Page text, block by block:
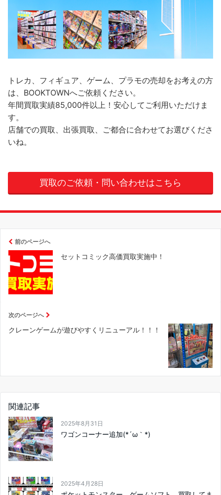
トレカ、フィギュア、ゲーム、プラモの売却をお考えの方
は、BOOKTOWNへご依頼ください。
年間買取実績85,000件以上！安心してご利用いただけま
す。
店舗での買取、出張買取、ご都合に合わせてお選びくださ
いね。
買取のご依頼・問い合わせはこちら
前のページへ
セットコミック高価買取実施中！
次のページへ
クレーンゲームが遊びやすくリニューアル！！！
関連記事
2025年8月31日
ワゴンコーナー追加(*´ω｀*)
2025年4月28日